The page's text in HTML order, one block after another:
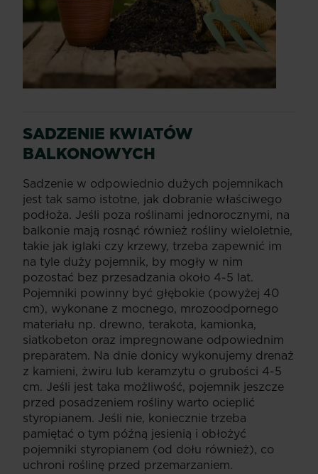
SADZENIE KWIATÓW
BALKONOWYCH
Sadzenie w odpowiednio dużych pojemnikach
jest tak samo istotne, jak dobranie właściwego
podłoża. Jeśli poza roślinami jednorocznymi, na
balkonie mają rosnąć również rośliny wieloletnie,
takie jak iglaki czy krzewy, trzeba zapewnić im
na tyle duży pojemnik, by mogły w nim
pozostać bez przesadzania około 4-5 lat.
Pojemniki powinny być głębokie (powyżej 40
cm), wykonane z mocnego, mrozoodpornego
materiału np. drewno, terakota, kamionka,
siatkobeton oraz impregnowane odpowiednim
preparatem. Na dnie donicy wykonujemy drenaż
z kamieni, żwiru lub keramzytu o grubości 4-5
cm. Jeśli jest taka możliwość, pojemnik jeszcze
przed posadzeniem rośliny warto ocieplić
styropianem. Jeśli nie, koniecznie trzeba
pamiętać o tym późną jesienią i obłożyć
pojemniki styropianem (od dołu również), co
uchroni roślinę przed przemarzaniem.